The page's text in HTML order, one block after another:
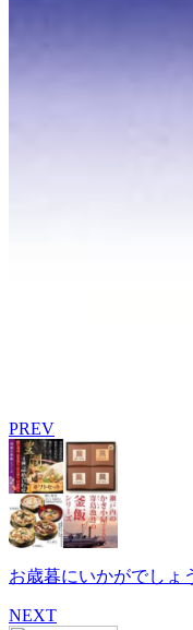
PREV
お歳暮にいかがでしょ
NEXT